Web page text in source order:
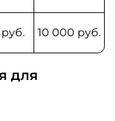
10 000 руб.
для